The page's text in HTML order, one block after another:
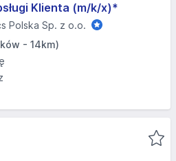
Klienta (m/k/x)*
Polska Sp. z o.o.
- 14km)